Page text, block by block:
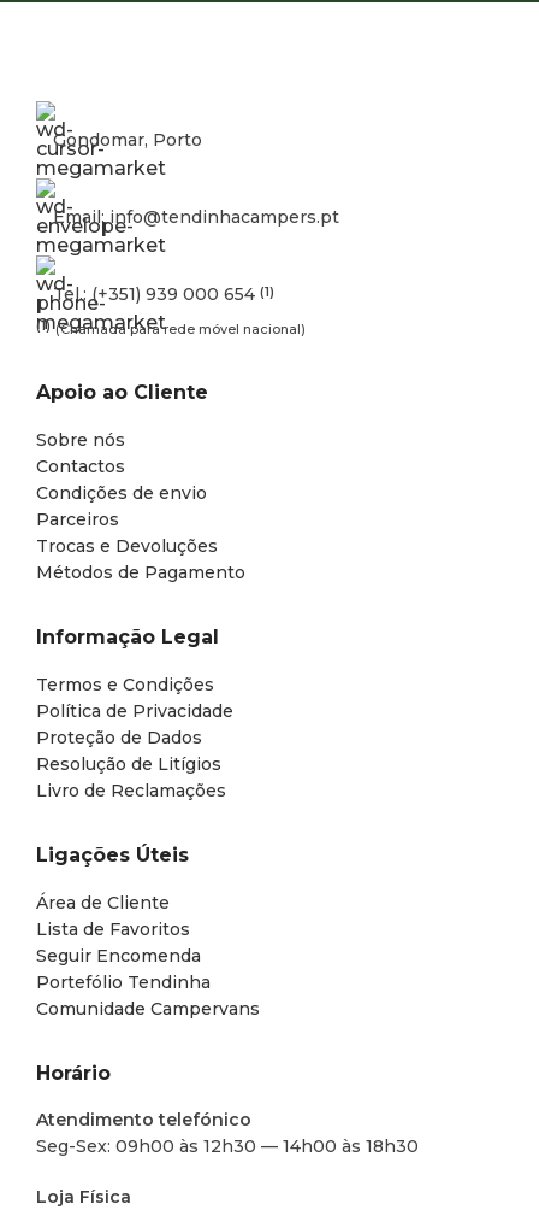
Gondomar, Porto
Email: info@tendinhacampers.pt
Tel.: (+351) 939 000 654 (1)
(1) (Chamada para rede móvel nacional)
Apoio ao Cliente
Sobre nós
Contactos
Condições de envio
Parceiros
Trocas e Devoluções
Métodos de Pagamento
Informação Legal
Termos e Condições
Política de Privacidade
Proteção de Dados
Resolução de Litígios
Livro de Reclamações
Ligações Úteis
Área de Cliente
Lista de Favoritos
Seguir Encomenda
Portefólio Tendinha
Comunidade Campervans
Horário
Atendimento telefónico
Seg-Sex: 09h00 às 12h30 — 14h00 às 18h30
Loja Física